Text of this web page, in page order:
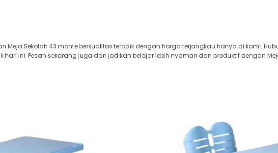
Meja Sekolah 43 monte berkualitas terbaik dengan harga terjangkau hanya di kami.
ini. Pesan sekarang juga dan jadikan belajar lebih nyaman dan produktif dengan